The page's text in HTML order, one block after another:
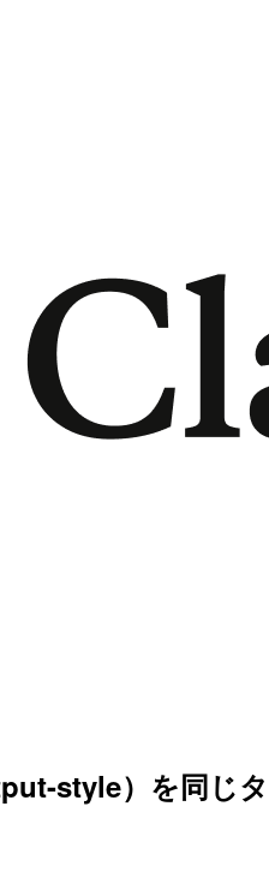
style）を同じ